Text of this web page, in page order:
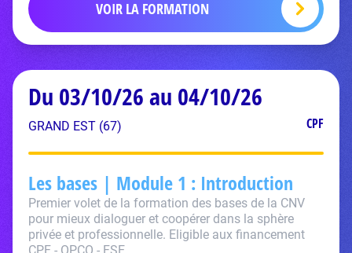
VOIR LA FORMATION
Du 03/10/26 au 04/10/26
GRAND EST (67) CPF
Les bases | Module 1 : Introduction
Premier volet de la formation des bases de la CNV
pour mieux dialoguer et coopérer dans la sphère
privée et professionnelle. Eligible aux financement